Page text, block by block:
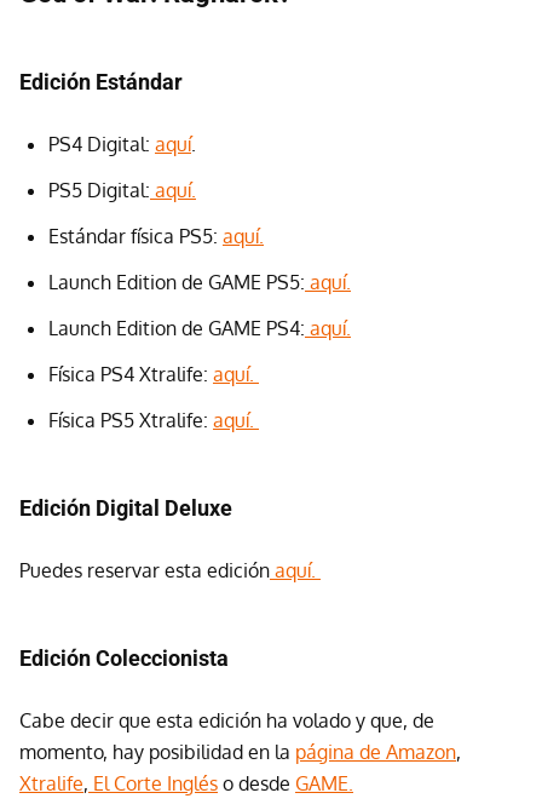
Edición Estándar
PS4 Digital: aquí.
PS5 Digital: aquí.
Estándar física PS5: aquí.
Launch Edition de GAME PS5: aquí.
Launch Edition de GAME PS4: aquí.
Física PS4 Xtralife: aquí.
Física PS5 Xtralife: aquí.
Edición Digital Deluxe
Puedes reservar esta edición aquí.
Edición Coleccionista
Cabe decir que esta edición ha volado y que, de
momento, hay posibilidad en la página de Amazon,
Xtralife, El Corte Inglés o desde GAME.